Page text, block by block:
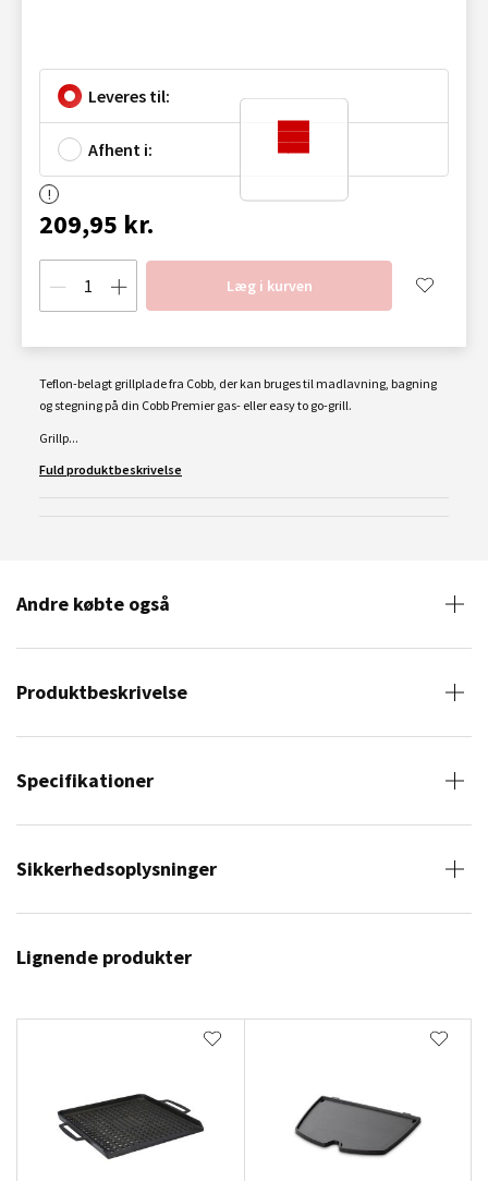
Leveres til:
Afhent i:
209,95 kr.
Læg i kurven
Teflon-belagt grillplade fra Cobb, der kan bruges til madlavning, bagning
og stegning på din Cobb Premier gas- eller easy to go-grill.
Grillp...
Fuld produktbeskrivelse
Andre købte også
Produktbeskrivelse
Specifikationer
Sikkerhedsoplysninger
Lignende produkter